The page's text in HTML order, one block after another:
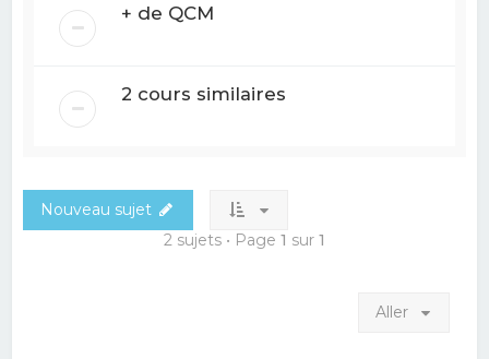
+ de QCM
2 cours similaires
Nouveau sujet
2 sujets • Page 1 sur 1
Aller